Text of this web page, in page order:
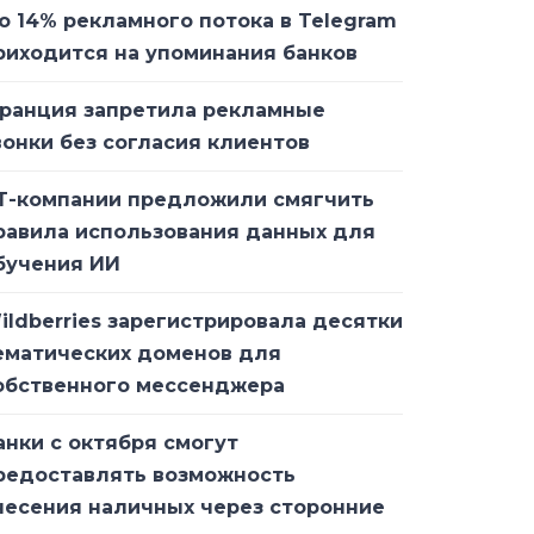
14% рекламного потока в Telegram
на упоминания банков
запретила рекламные
без согласия клиентов
компании предложили смягчить
использования данных для
ИИ
зарегистрировала десятки
доменов для
мессенджера
с октября смогут
возможность
наличных через сторонние